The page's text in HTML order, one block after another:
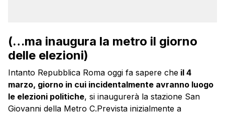
(…ma inaugura la metro il giorno
delle elezioni)
Intanto Repubblica Roma oggi fa sapere che il 4
marzo, giorno in cui incidentalmente avranno luogo
le elezioni politiche, si inaugurerà la stazione San
Giovanni della Metro C.Prevista inizialmente a